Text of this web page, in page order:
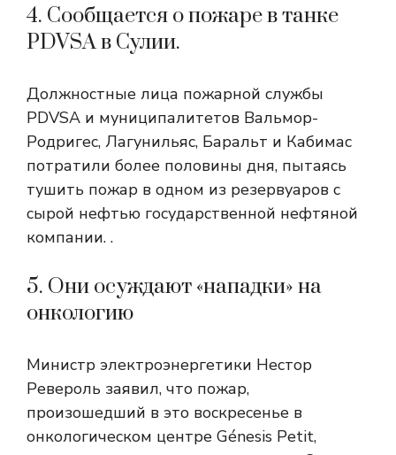
4. Сообщается о пожаре в танке
PDVSA в Сулии.
Должностные лица пожарной службы
PDVSA и муниципалитетов Вальмор-
Родригес, Лагунильяс, Баральт и Кабимас
потратили более половины дня, пытаясь
тушить пожар в одном из резервуаров с
сырой нефтью государственной нефтяной
компании. .
5. Они осуждают «нападки» на
онкологию
Министр электроэнергетики Нестор
Ревероль заявил, что пожар,
произошедший в это воскресенье в
онкологическом центре Génesis Petit,